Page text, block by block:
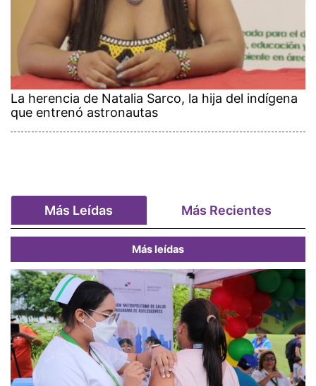
La herencia de Natalia Sarco, la hija del indígena
que entrenó astronautas
Más Leídas Más Recientes
Más leídas